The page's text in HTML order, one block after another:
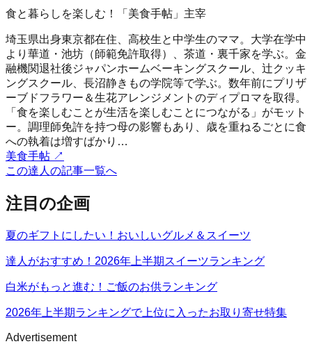
食と暮らしを楽しむ！「美食手帖」主宰
埼玉県出身東京都在住、高校生と中学生のママ。大学在学中
より華道・池坊（師範免許取得）、茶道・裏千家を学ぶ。金
融機関退社後ジャパンホームベーキングスクール、辻クッキ
ングスクール、長沼静きもの学院等で学ぶ。数年前にプリザ
ーブドフラワー＆生花アレンジメントのディプロマを取得。
「食を楽しむことが生活を楽しむことにつながる」がモット
ー。調理師免許を持つ母の影響もあり、歳を重ねるごとに食
への執着は増すばかり…
美食手帖 ↗
この達人の記事一覧へ
注目の企画
夏のギフトにしたい！おいしいグルメ＆スイーツ
達人がおすすめ！2026年上半期スイーツランキング
白米がもっと進む！ご飯のお供ランキング
2026年上半期ランキングで上位に入ったお取り寄せ特集
Advertisement